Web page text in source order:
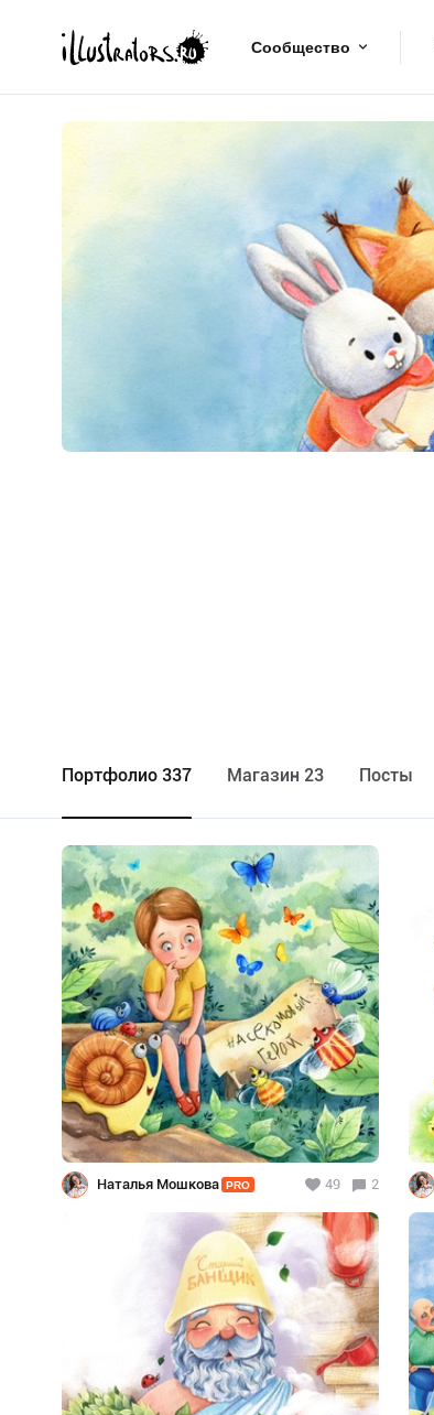
Сообщество
Портфолио 337 Maгазин 23 Посты
Наталья Мошкова PRO 49 2